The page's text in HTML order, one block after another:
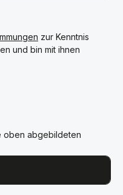
zur Kenntnis
und bin mit ihnen
oben abgebildeten